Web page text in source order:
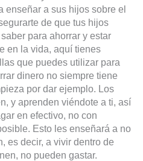
enseñar a sus hijos sobre el
de que tus hijos
para ahorrar y estar
en la vida, aquí tienes
que puedes utilizar para
dinero no siempre tiene
por dar ejemplo. Los
y aprenden viéndote a ti, así
en efectivo, no con
Esto les enseñará a no
es decir, a vivir dentro de
no pueden gastar.